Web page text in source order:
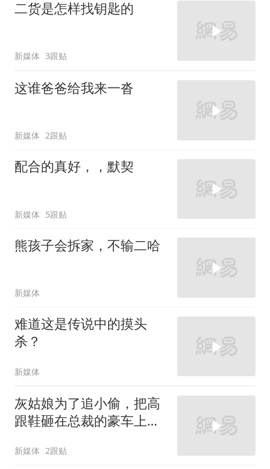
二货是怎样找钥匙的
新媒体 3跟贴
这谁爸爸给我来一沓
新媒体 2跟贴
配合的真好，，默契
新媒体 5跟贴
熊孩子会拆家，不输二哈
新媒体
难道这是传说中的摸头
杀？
新媒体
灰姑娘为了追小偷，把高
跟鞋砸在总裁的豪车上，
新媒体 2跟贴